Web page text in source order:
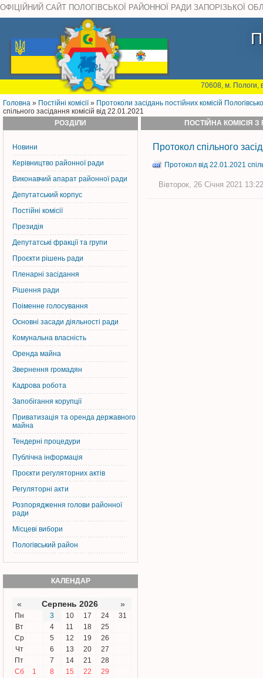
ОФІЦІЙНИЙ САЙТ ПОЛОГІВСЬКОЇ РАЙОННОЇ РАДИ ЗАПОРІЗЬКОЇ
70608, м. Пологи,
Головна » Постiйнi комiсiї» Протоколи засідань постійних комісій
спільного засідання комісій від 22.01.2021
РОЗДІЛИ
Новини
Керiвництво районної ради
Виконавчий апарат районної ради
Депутатський корпус
Постiйнi комiсiї
Президія
Депутатські фракції та групи
Проєкти рішень ради
Пленарні засідання
Рішення ради
Поіменне голосування
Основні засади діяльності ради
Комунальна власність
Оренда майна
Звернення громадян
Кадрова робота
Запобігання корупції
Приватизація та оренда державного
майна
Тендерні процедури
Публічна інформація
Проєкти регуляторних актів
Регуляторні акти
Розпорядження голови районної
ради
Місцеві вибори
Пологівський район
КАЛЕНДАР
« Серпень 2026 »
Пн 3 10 17 24
31
Вт
4 11 18
25
Ср
5 12 19
26
Чт
6 13 20
27
Пт
7 14 21
28
Сб
1 8 15 22
29
ПОСТІЙНА КОМІСІЯ
Протокол спільного
Протокол від 22.01.2021
Вівторок, 26 Січня 2021